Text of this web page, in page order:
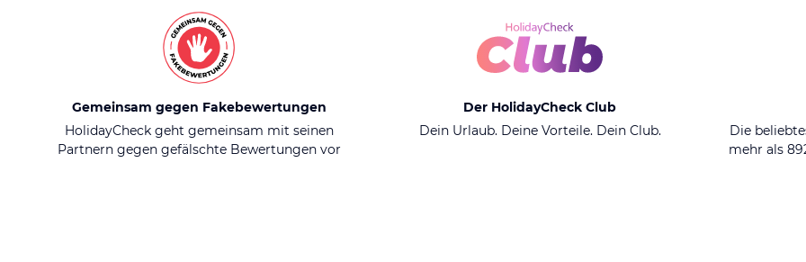
Gemeinsam gegen Fakebewertungen
HolidayCheck geht gemeinsam mit seinen
Partnern gegen gefälschte Bewertungen vor
Der HolidayCheck Club
Dein Urlaub. Deine Vorteile. Dein Club.
Die
mehr als